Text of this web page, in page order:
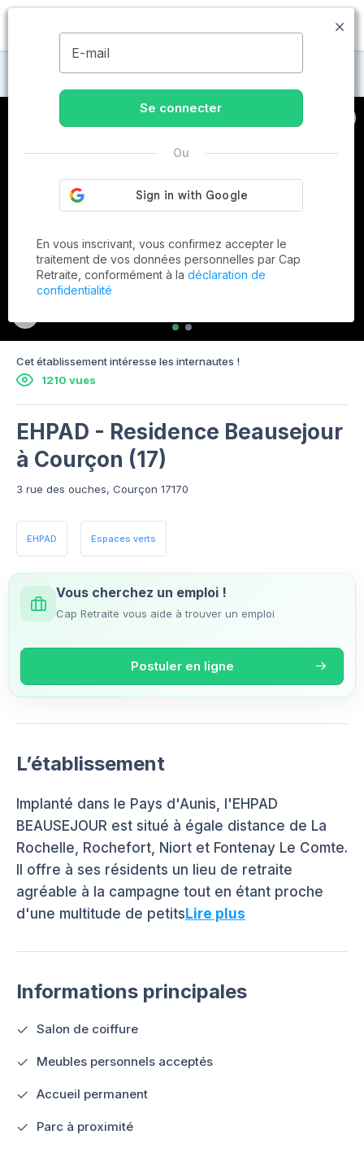
MENU
Maisons de retraite à Courçon
Cet établissement intéresse les internautes !
1210 vues
EHPAD - Residence Beausejour
à Courçon (17)
3 rue des ouches, Courçon 17170
EHPAD Espaces verts
Vous cherchez un emploi !
Cap Retraite vous aide à trouver un emploi
Postuler en ligne
L’établissement
Implanté dans le Pays d'Aunis, l'EHPAD
BEAUSEJOUR est situé à égale distance de La
Rochelle, Rochefort, Niort et Fontenay Le Comte.
Il offre à ses résidents un lieu de retraite
agréable à la campagne tout en étant proche
d'une multitude de petitsLire plus
Informations principales
Salon de coiffure
Meubles personnels acceptés
Accueil permanent
Parc à proximité
E-mail
Se connecter
Ou
En vous inscrivant, vous confirmez accepter le
traitement de vos données personnelles par Cap
Retraite, conformément à la déclaration de
confidentialité